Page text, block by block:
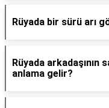
Rüyada bir sürü arı
Rüyada arkadaşının
anlama gelir?